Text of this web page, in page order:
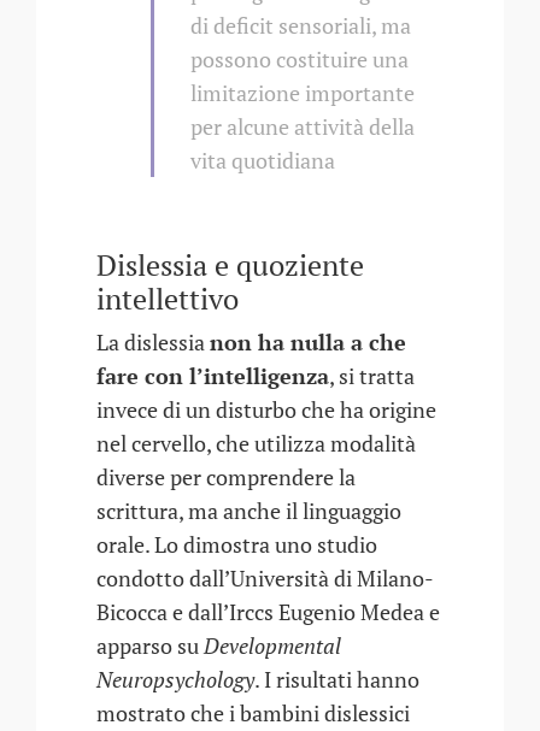
di deficit sensoriali, ma
possono costituire una
limitazione importante
per alcune attività della
vita quotidiana
Dislessia e quoziente
intellettivo
La dislessianon ha nulla a che
fare con l’intelligenza, si tratta
invece di un disturbo che ha origine
nel cervello, che utilizza modalità
diverse per comprendere la
scrittura, ma anche il linguaggio
orale. Lo dimostra uno studio
condotto dall’Università di Milano-
Bicocca e dall’Irccs Eugenio Medea e
apparso suDevelopmental
Neuropsychology. I risultati hanno
mostrato che i bambini dislessici